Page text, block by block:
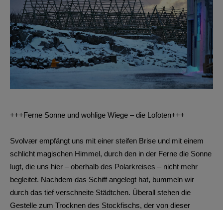
+++Ferne Sonne und wohlige Wiege – die Lofoten+++
Svolvær empfängt uns mit einer steifen Brise und mit einem
schlicht magischen Himmel, durch den in der Ferne die Sonne
lugt, die uns hier – oberhalb des Polarkreises – nicht mehr
begleitet. Nachdem das Schiff angelegt hat, bummeln wir
durch das tief verschneite Städtchen. Überall stehen die
Gestelle zum Trocknen des Stockfischs, der von dieser